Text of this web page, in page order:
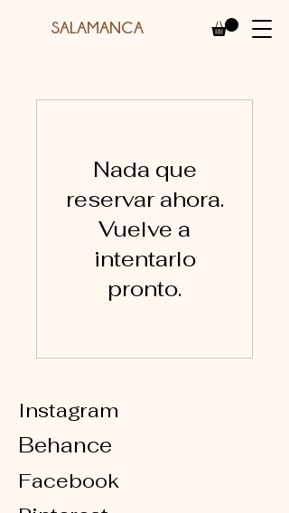
SALAMANCA
Nada que
reservar ahora.
Vuelve a
intentarlo
pronto.
Instagram
Behance
Facebook